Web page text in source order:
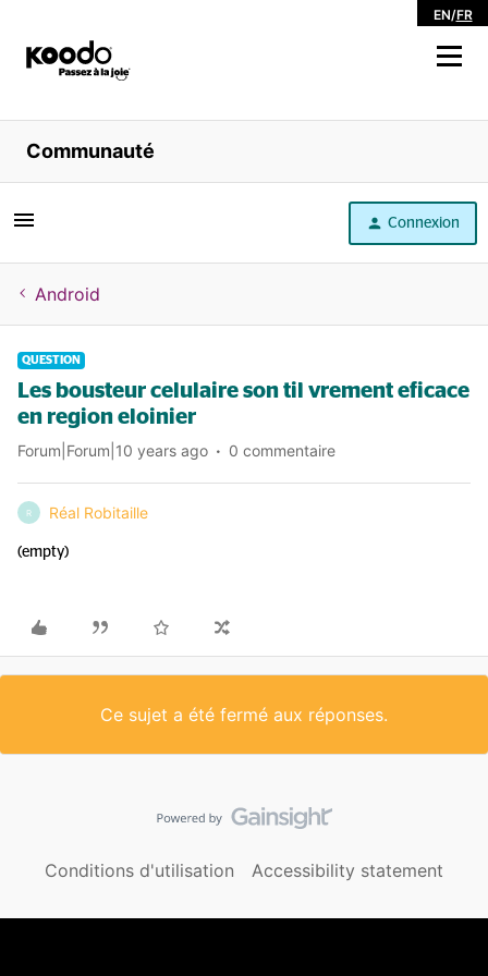
EN/FR
Magasiner
Libre service
Aide
Communauté
Connexion
Android
QUESTION
Les bousteur celulaire son til vrement eficace
en region eloinier
Forum|Forum|10 years ago 0 commentaire
R Réal Robitaille
(empty)
Ce sujet a été fermé aux réponses.
Conditions d'utilisation Accessibility statement